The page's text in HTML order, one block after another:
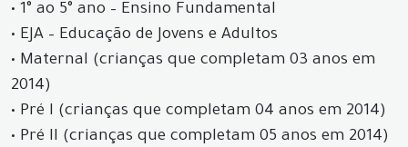
• 1° ao 5° ano – Ensino Fundamental
• EJA – Educação de Jovens e Adultos
• Maternal (crianças que completam 03 anos em
2014)
• Pré I (crianças que completam 04 anos em 2014)
• Pré II (crianças que completam 05 anos em 2014)